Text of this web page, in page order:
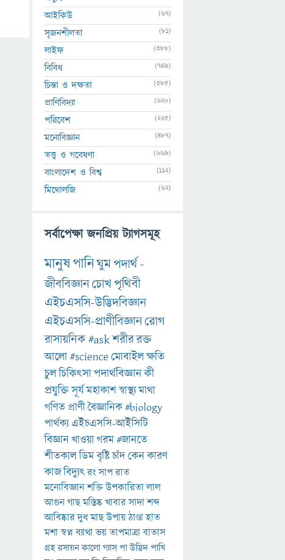
আইকিউ (67)
সৃজনশীলতা (81)
লাইফ (388)
বিবিধ (749)
চিন্তা ও দক্ষতা (385)
প্রাণিবিদ্যা (620)
পরিবেশ (225)
মনোবিজ্ঞান (487)
তত্ত্ব ও গবেষণা (669)
বাংলাদেশ ও বিশ্ব (112)
মিথোলজি (62)
সর্বাপেক্ষা জনপ্রিয় ট্যাগসমূহ
মানুষপানিঘুমপদার্থ-
জীববিজ্ঞানচোখপৃথিবী
এইচএসসি-উদ্ভিদবিজ্ঞান
এইচএসসি-প্রাণীবিজ্ঞানরোগ
রাসায়নিক#askশরীররক্ত
আলো#scienceমোবাইলক্ষতি
চুলচিকিৎসাপদার্থবিজ্ঞানকী
প্রযুক্তিসূর্যমহাকাশস্বাস্থ্যমাথা
গণিত প্রাণীবৈজ্ঞানিক#biology
পার্থক্য এইচএসসি-আইসিটি
বিজ্ঞানখাওয়াগরম#জানতে
শীতকালডিমবৃষ্টিচাঁদকেনকারণ
কাজবিদ্যুৎরংসাপরাত
মনোবিজ্ঞানশক্তিউপকারিতালাল
আগুনগাছমস্তিষ্কখাবারসাদাশব্দ
আবিষ্কারদুধমাছউপায়ঠাণ্ডাহাত
মশাস্বপ্নব্যাথাভয়তাপমাত্রাবাতাস
গ্রহরসায়নকালোগ্যাসপাউদ্ভিদপাখি